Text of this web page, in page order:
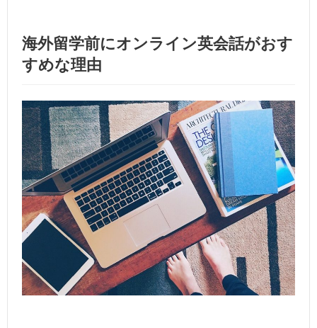
海外留学前にオンライン英会話がおす
すめな理由